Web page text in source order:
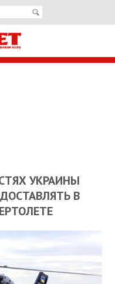
УКРАИНЫ
В